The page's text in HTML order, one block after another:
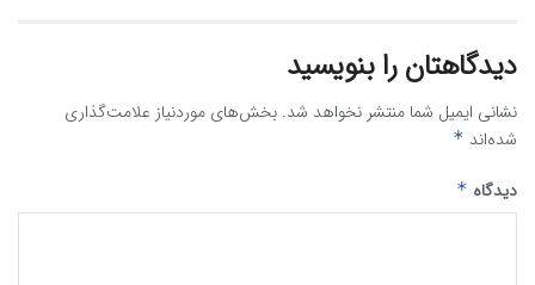
دیدگاهتان را بنویسید
نشانی ایمیل شما منتشر نخواهد شد. بخش‌های موردنیاز علامت‌گذاری
شده‌اند *
دیدگاه *